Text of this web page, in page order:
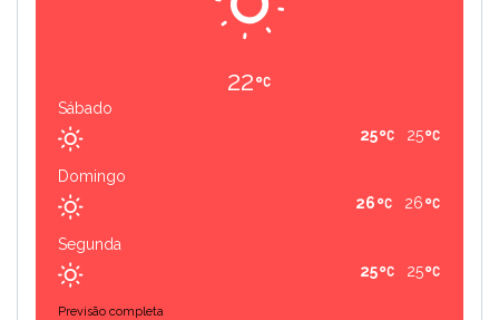
22
Sábado
25
25
Domingo
26
26
Segunda
25
25
Previsão completa